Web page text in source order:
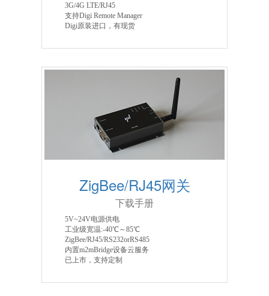
3G/4G LTE/RJ45
支持Digi Remote Manager
Digi原装进口，有现货
ZigBee/RJ45网关
下载手册
5V~24V电源供电
工业级宽温:-40℃～85℃
ZigBee/RJ45/RS232orRS485
内置m2mBridge设备云服务
已上市，支持定制